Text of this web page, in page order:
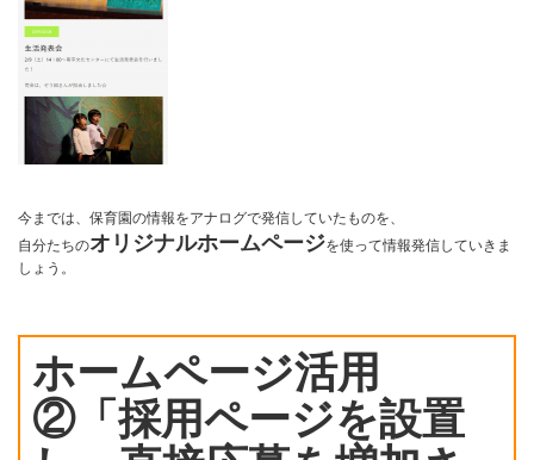
今までは、保育園の情報をアナログで発信していたものを、
自分たちのオリジナルホームページを使って情報発信していきま
しょう。
ホームページ活用
②「採用ページを設置